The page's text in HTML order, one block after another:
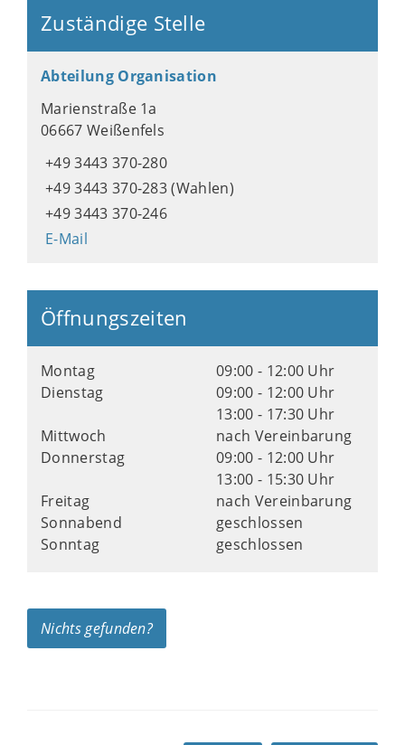
Zuständige Stelle
Abteilung Organisation
Marienstraße 1a
06667 Weißenfels
+49 3443 370-280
+49 3443 370-283 (Wahlen)
+49 3443 370-246
E-Mail
Öffnungszeiten
Montag
09:00 - 12:00 Uhr
Dienstag
09:00 - 12:00 Uhr
13:00 - 17:30 Uhr
Mittwoch
nach Vereinbarung
Donnerstag
09:00 - 12:00 Uhr
13:00 - 15:30 Uhr
Freitag
nach Vereinbarung
Sonnabend
geschlossen
Sonntag
geschlossen
Nichts gefunden?